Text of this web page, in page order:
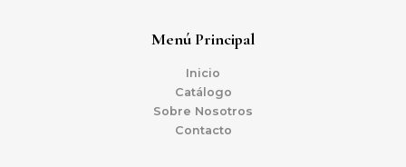
Menú Principal
Inicio
Catálogo
Sobre Nosotros
Contacto